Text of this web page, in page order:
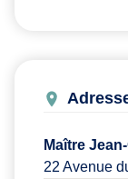
Maître
22 Avenue